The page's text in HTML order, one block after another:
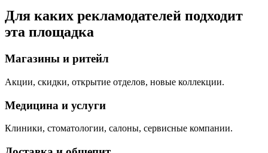
Для каких рекламодателей подходит
эта площадка
Магазины и ритейл
Акции, скидки, открытие отделов, новые коллекции.
Медицина и услуги
Клиники, стоматологии, салоны, сервисные компании.